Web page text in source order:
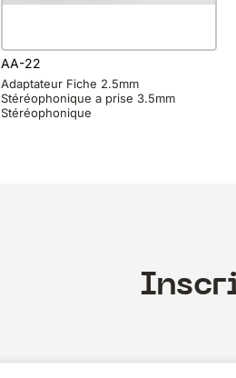
AA-22
Adaptateur Fiche 2.5mm
Stéréophonique a prise 3.5mm
Stéréophonique